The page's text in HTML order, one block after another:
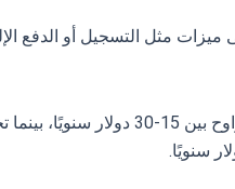
ميزات مثل التسجيل أو الدفع
تكلفة حجز اسم النطاق